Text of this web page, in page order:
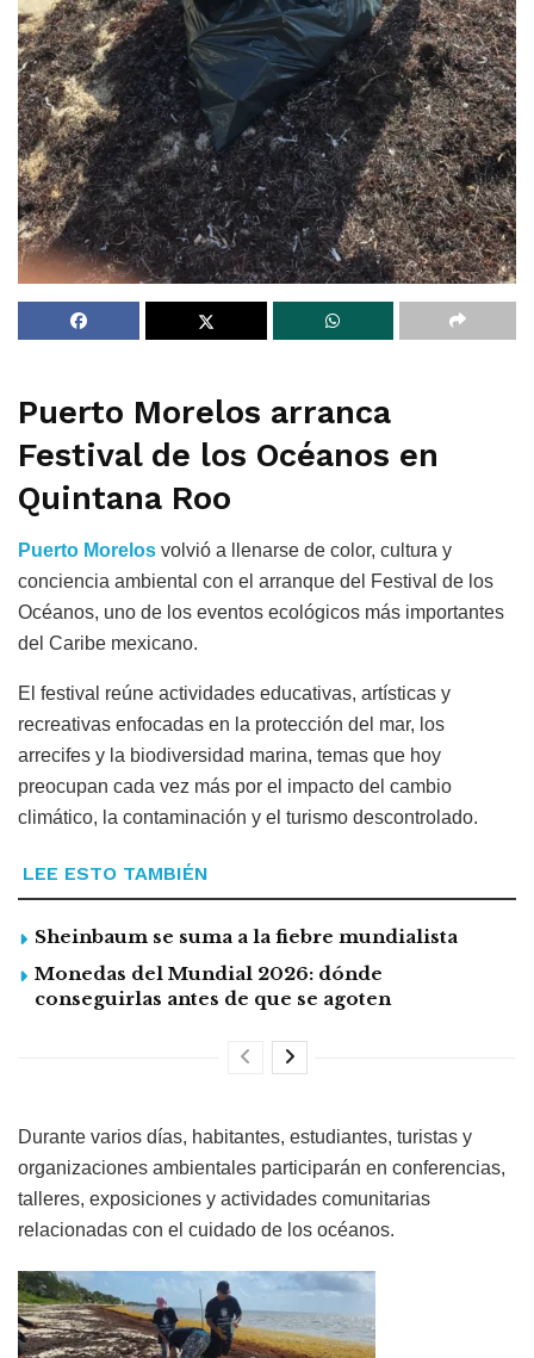
Puerto Morelos arranca
Festival de los Océanos en
Quintana Roo
Puerto Morelos volvió a llenarse de color, cultura y
conciencia ambiental con el arranque del Festival de los
Océanos, uno de los eventos ecológicos más importantes
del Caribe mexicano.
El festival reúne actividades educativas, artísticas y
recreativas enfocadas en la protección del mar, los
arrecifes y la biodiversidad marina, temas que hoy
preocupan cada vez más por el impacto del cambio
climático, la contaminación y el turismo descontrolado.
LEE ESTO TAMBIÉN
Sheinbaum se suma a la fiebre mundialista
Monedas del Mundial 2026: dónde
conseguirlas antes de que se agoten
Durante varios días, habitantes, estudiantes, turistas y
organizaciones ambientales participarán en conferencias,
talleres, exposiciones y actividades comunitarias
relacionadas con el cuidado de los océanos.